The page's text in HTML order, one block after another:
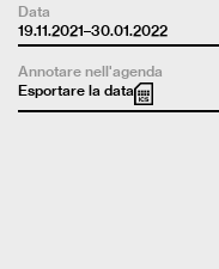
Data
19.11.2021–30.01.2022
Annotare nell'agenda
Esportare la data